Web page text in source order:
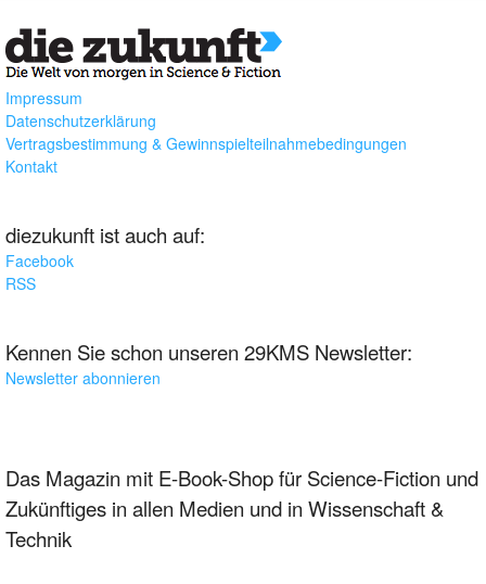
Impressum
Datenschutzerklärung
Vertragsbestimmung & Gewinnspielteilnahmebedingungen
Kontakt
diezukunft ist auch auf:
Facebook
RSS
Kennen Sie schon unseren 29KMS Newsletter:
Newsletter abonnieren
Das Magazin mit E-Book-Shop für Science-Fiction und
Zukünftiges in allen Medien und in Wissenschaft &
Technik